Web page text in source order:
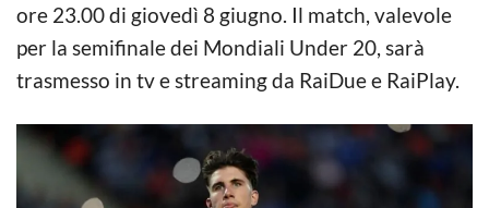
ore 23.00 di giovedì 8 giugno. Il match, valevole
per la semifinale dei Mondiali Under 20, sarà
trasmesso in tv e streaming da RaiDue e RaiPlay.